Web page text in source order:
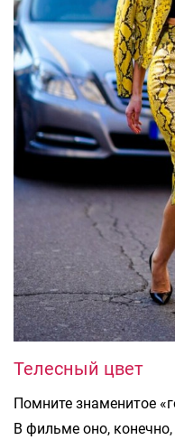
Телесный цвет
Помните знаменитое
В фильме оно,